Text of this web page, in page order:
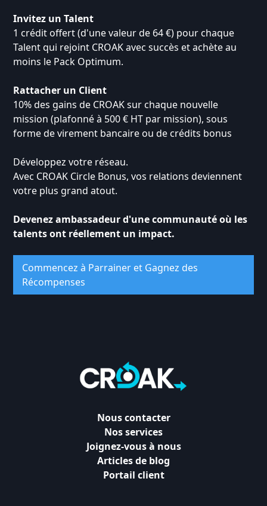
Invitez un Talent
1 crédit offert (d'une valeur de 64 €) pour chaque
Talent qui rejoint CROAK avec succès et achète au
moins le Pack Optimum.
Rattacher un Client
10% des gains de CROAK sur chaque nouvelle
mission (plafonné à 500 € HT par mission), sous
forme de virement bancaire ou de crédits bonus
Développez votre réseau.
Avec CROAK Circle Bonus, vos relations deviennent
votre plus grand atout.
Devenez ambassadeur d'une communauté où les
talents ont réellement un impact.
Commencez à Parrainer et Gagnez des
Récompenses
Nous contacter
Nos services
Joignez-vous à nous
Articles de blog
Portail client